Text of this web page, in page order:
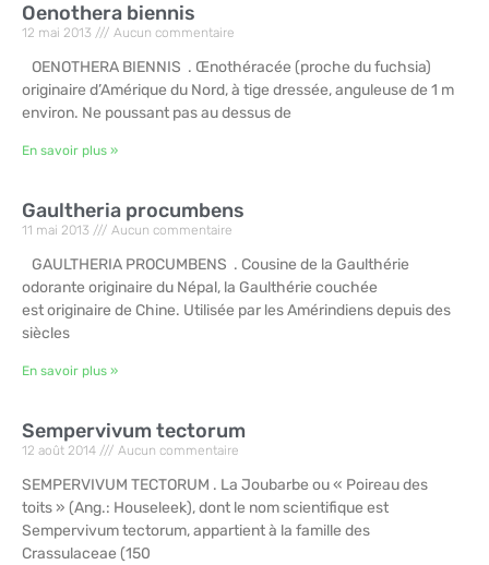
Oenothera biennis
12 mai 2013 Aucun commentaire
OENOTHERA BIENNIS . Œnothéracée (proche du fuchsia)
originaire d’Amérique du Nord, à tige dressée, anguleuse de 1 m
environ. Ne poussant pas au dessus de
En savoir plus »
Gaultheria procumbens
11 mai 2013 Aucun commentaire
GAULTHERIA PROCUMBENS . Cousine de la Gaulthérie
odorante originaire du Népal, la Gaulthérie couchée
est originaire de Chine. Utilisée par les Amérindiens depuis des
siècles
En savoir plus »
Sempervivum tectorum
12 août 2014 Aucun commentaire
SEMPERVIVUM TECTORUM . La Joubarbe ou « Poireau des
toits » (Ang.: Houseleek), dont le nom scientifique est
Sempervivum tectorum, appartient à la famille des
Crassulaceae (150